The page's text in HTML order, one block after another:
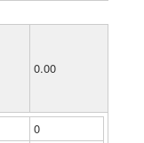
0.00
0